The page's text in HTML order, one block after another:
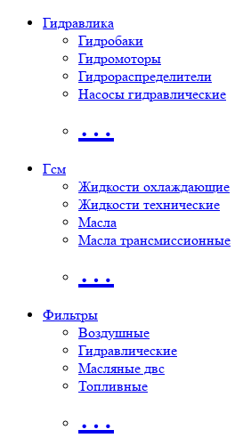
Гидравлика
Гидробаки
Гидромоторы
Гидрораспределители
Насосы гидравлические
…
Гсм
Жидкости охлаждающие
Жидкости технические
Масла
Масла трансмиссионные
…
Фильтры
Воздушные
Гидравлические
Масляные двс
Топливные
…